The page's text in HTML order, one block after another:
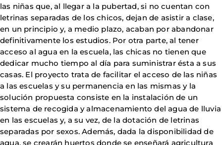
las niñas que, al llegar a la pubertad, si no cuentan con
letrinas separadas de los chicos, dejan de asistir a clase,
en un principio y, a medio plazo, acaban por abandonar
definitivamente los estudios. Por otra parte, al tener
acceso al agua en la escuela, las chicas no tienen que
dedicar mucho tiempo al día para suministrar ésta a sus
casas. El proyecto trata de facilitar el acceso de las niñas
a las escuelas y su permanencia en las mismas y la
solución propuesta consiste en la instalación de un
sistema de recogida y almacenamiento del agua de lluvia
en las escuelas y, a su vez, de la dotación de letrinas
separadas por sexos. Además, dada la disponibilidad de
agua, se crearán huertos donde se enseñará agricultura